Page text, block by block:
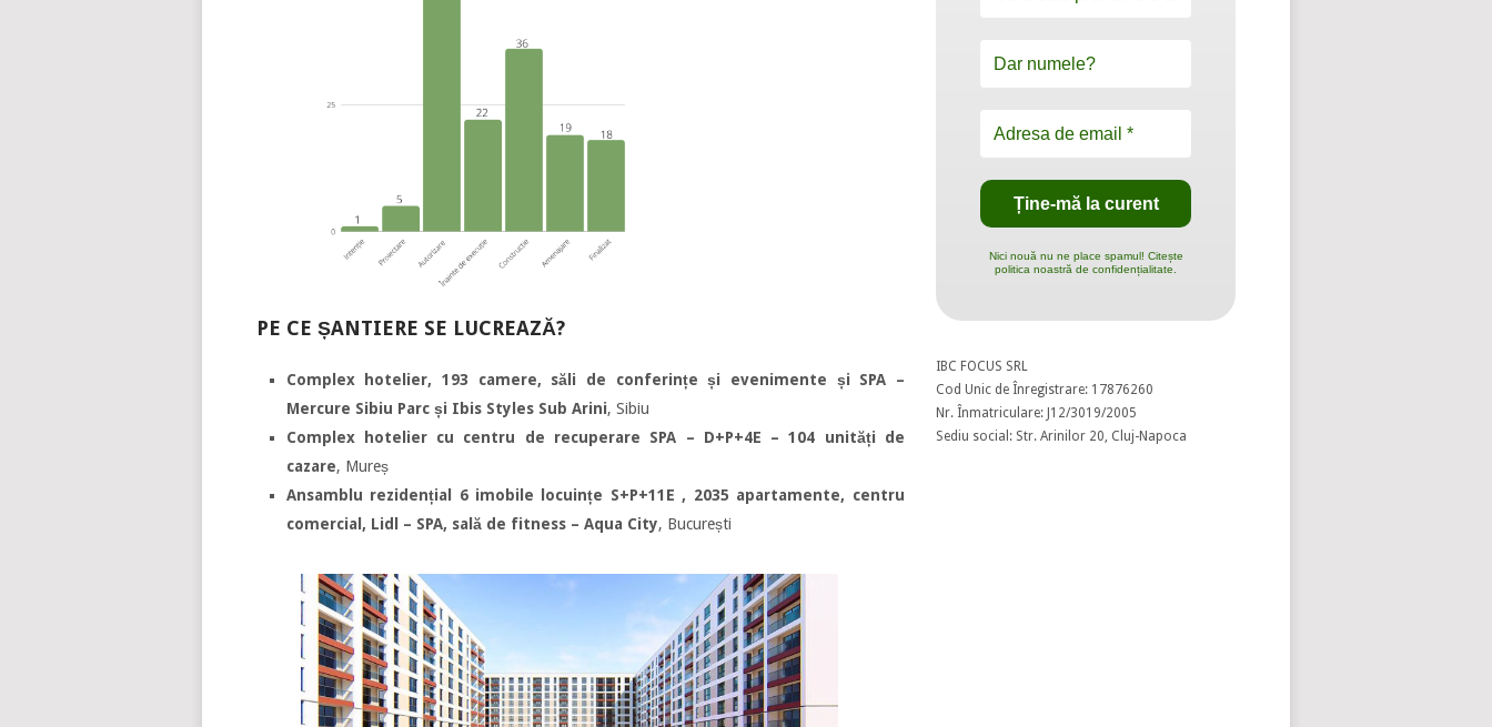
PE CE ȘANTIERE SE LUCREAZĂ?
Complex hotelier, 193 camere, săli de conferințe și evenimente și SPA –
Mercure Sibiu Parc și Ibis Styles Sub Arini, Sibiu
Complex hotelier cu centru de recuperare SPA – D+P+4E – 104 unități de
cazare, Mureș
Ansamblu rezidențial 6 imobile locuințe S+P+11E , 2035 apartamente, centru
comercial, Lidl – SPA, sală de fitness – Aqua City, București
Nici nouă nu ne place spamul! Citește
politica noastră de confidențialitate.
IBC FOCUS SRL
Cod Unic de Înregistrare: 17876260
Nr. Înmatriculare: J12/3019/2005
Sediu social: Str. Arinilor 20, Cluj-Napoca